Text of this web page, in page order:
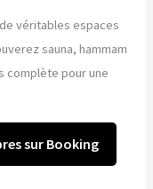
véritables espaces
sauna, hammam
complète pour une
sur Booking